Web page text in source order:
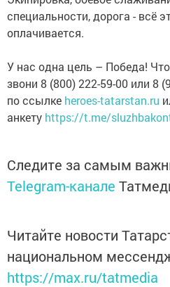
специальности, дорога - всё
оплачивается.
У нас одна цель – Победа!
звони 8 (800) 222-59-00 или 8
по ссылке heroes-tatarstan.ru
анкету https://t.me/
Следите за самым
Telegram-канале
Читайте новости
национальном
https://max.ru/tatmedia